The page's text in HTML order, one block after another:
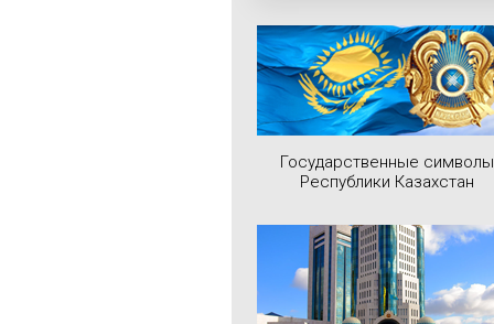
Государственные символы
Республики Казахстан